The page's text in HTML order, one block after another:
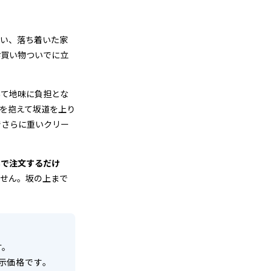
、落ち着いた家
い物ついでに立
地味に負担とな
抱えて坂道を上り
らに重いクリー
注文するだけ
ん。坂の上まで
価格です。